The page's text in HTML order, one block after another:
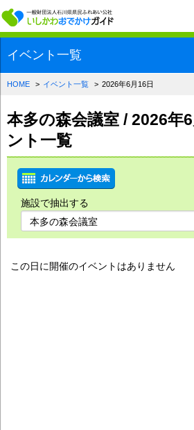
一般
イベント一覧
HOME イベント一覧 2026年6月16日
本多の森会議室 / 2026年
ント一覧
施設で抽出する
この日に開催のイベントはありません